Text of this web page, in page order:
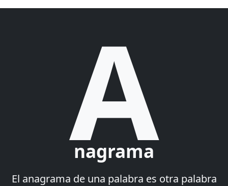
A
nagrama
El anagrama de una palabra es otra palabra